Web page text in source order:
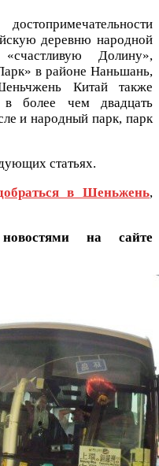
деревню народной
Долину»,
в районе Наньшань,
Китай также
в более чем двадцать
и народный парк, парк
статьях.
в Шеньжень,
на сайте